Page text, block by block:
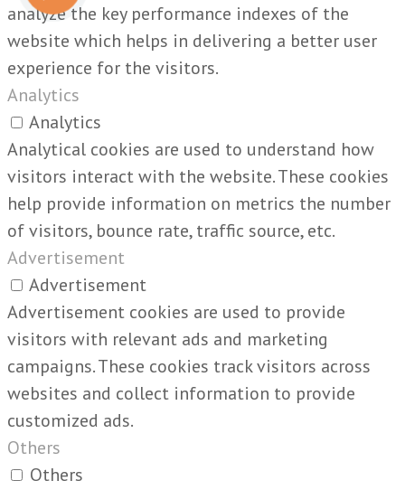
analyze the key performance indexes of the
website which helps in delivering a better user
experience for the visitors.
Analytics
Analytics
Analytical cookies are used to understand how
visitors interact with the website. These cookies
help provide information on metrics the number
of visitors, bounce rate, traffic source, etc.
Advertisement
Advertisement
Advertisement cookies are used to provide
visitors with relevant ads and marketing
campaigns. These cookies track visitors across
websites and collect information to provide
customized ads.
Others
Others